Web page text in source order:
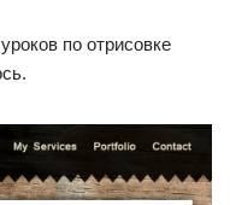
по отрисовке